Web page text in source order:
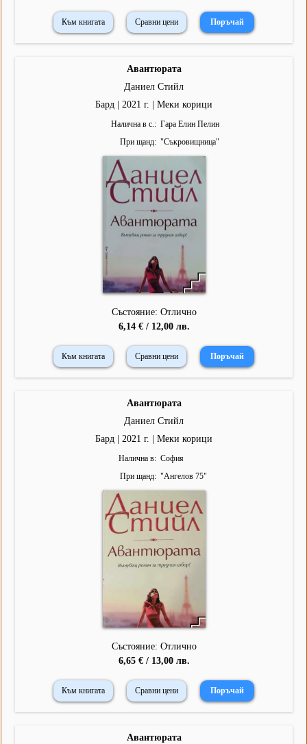
Към книгата Сравни цени
Авантюрата
Даниел Стийл
Бард | 2021 г. | Меки корици
Налична в с.
Гара Елин Пелин
При щанд
"Съкровищница"
Състояние: Отлично
6,14 € / 12,00 лв.
Към книгата Сравни цени
Авантюрата
Даниел Стийл
Бард | 2021 г. | Меки корици
Налична в
София
При щанд
"Ангелов 75"
Състояние: Отлично
6,65 € / 13,00 лв.
Към книгата Сравни цени
Авантюрата